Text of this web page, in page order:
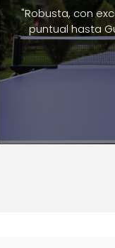
"Robusta, con
puntual hasta